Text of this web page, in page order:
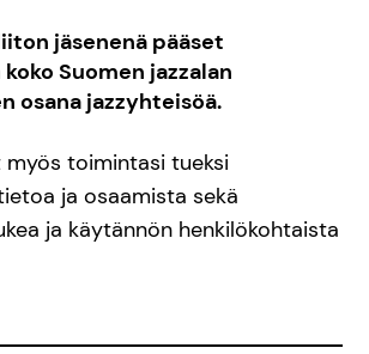
jäsenenä pääset
Suomen jazzalan
osana jazzyhteisöä.
myös toimintasi tueksi
ja osaamista sekä
ja käytännön henkilökohtaista